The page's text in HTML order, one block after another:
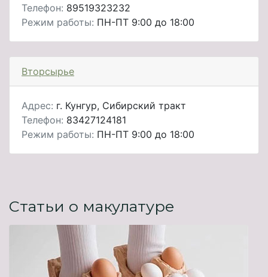
Телефон: 89519323232
Режим работы: ПН-ПТ 9:00 до 18:00
Вторсырье
Адрес: г. Кунгур, Сибирский тракт
Телефон: 83427124181
Режим работы: ПН-ПТ 9:00 до 18:00
Статьи о макулатуре